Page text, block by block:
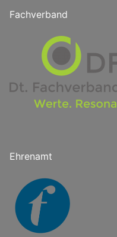
Fachverband
Ehrenamt